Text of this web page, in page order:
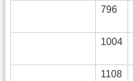
796
1004
1108